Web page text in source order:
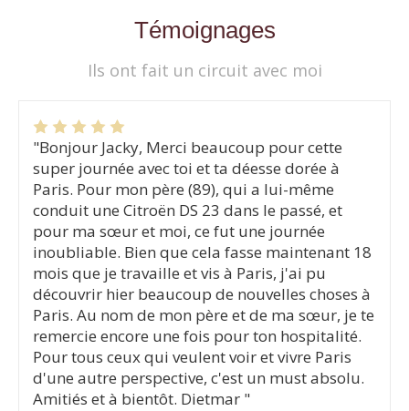
Témoignages
Ils ont fait un circuit avec moi
"Bonjour Jacky, Merci beaucoup pour cette
super journée avec toi et ta déesse dorée à
Paris. Pour mon père (89), qui a lui-même
conduit une Citroën DS 23 dans le passé, et
pour ma sœur et moi, ce fut une journée
inoubliable. Bien que cela fasse maintenant 18
mois que je travaille et vis à Paris, j'ai pu
découvrir hier beaucoup de nouvelles choses à
Paris. Au nom de mon père et de ma sœur, je te
remercie encore une fois pour ton hospitalité.
Pour tous ceux qui veulent voir et vivre Paris
d'une autre perspective, c'est un must absolu.
Amitiés et à bientôt. Dietmar "